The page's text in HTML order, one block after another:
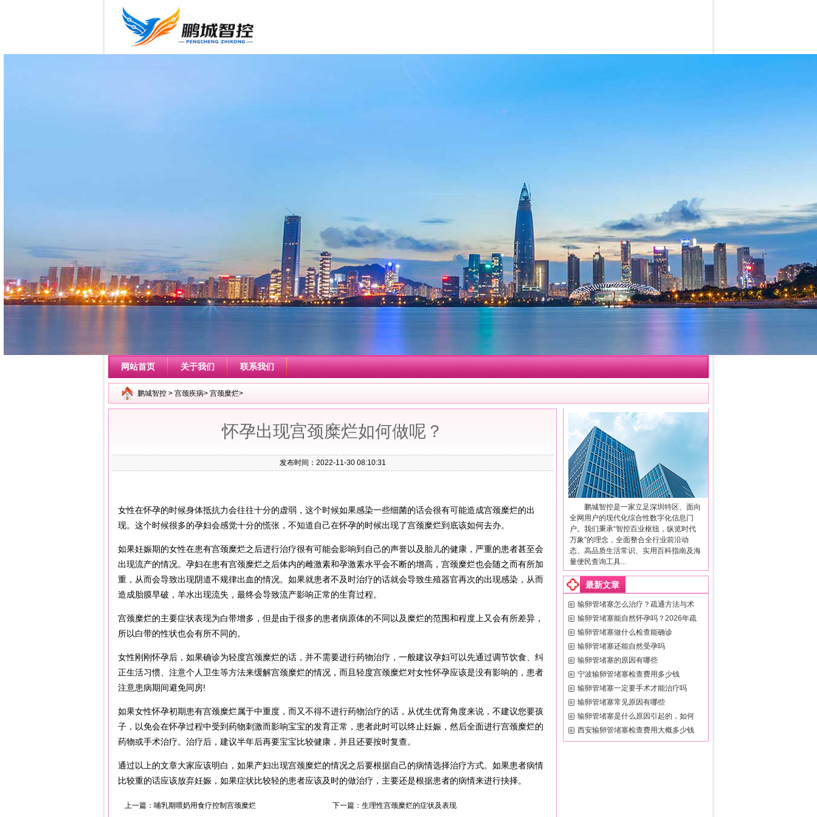
网站首页 关于我们 联系我们
鹏城智控 > 宫颈疾病> 宫颈糜烂>
怀孕出现宫颈糜烂如何做呢？
发布时间：2022-11-30 08:10:31
女性在怀孕的时候身体抵抗力会往往十分的虚弱，这个时候如果感染一些细菌的话会很有可能造成宫颈糜烂的出
现。这个时候很多的孕妇会感觉十分的慌张，不知道自己在怀孕的时候出现了宫颈糜烂到底该如何去办。
如果妊娠期的女性在患有宫颈糜烂之后进行治疗很有可能会影响到自己的声誉以及胎儿的健康，严重的患者甚至会
出现流产的情况。孕妇在患有宫颈糜烂之后体内的雌激素和孕激素水平会不断的增高，宫颈糜烂也会随之而有所加
重，从而会导致出现阴道不规律出血的情况。如果就患者不及时治疗的话就会导致生殖器官再次的出现感染，从而
造成胎膜早破，羊水出现流失，最终会导致流产影响正常的生育过程。
宫颈糜烂的主要症状表现为白带增多，但是由于很多的患者病原体的不同以及糜烂的范围和程度上又会有所差异，
所以白带的性状也会有所不同的。
女性刚刚怀孕后，如果确诊为轻度宫颈糜烂的话，并不需要进行药物治疗，一般建议孕妇可以先通过调节饮食、纠
正生活习惯、注意个人卫生等方法来缓解宫颈糜烂的情况，而且轻度宫颈糜烂对女性怀孕应该是没有影响的，患者
注意患病期间避免同房!
如果女性怀孕初期患有宫颈糜烂属于中重度，而又不得不进行药物治疗的话，从优生优育角度来说，不建议您要孩
子，以免会在怀孕过程中受到药物刺激而影响宝宝的发育正常，患者此时可以终止妊娠，然后全面进行宫颈糜烂的
药物或手术治疗。治疗后，建议半年后再要宝宝比较健康，并且还要按时复查。
通过以上的文章大家应该明白，如果产妇出现宫颈糜烂的情况之后要根据自己的病情选择治疗方式。如果患者病情
比较重的话应该放弃妊娠，如果症状比较轻的患者应该及时的做治疗，主要还是根据患者的病情来进行抉择。
上一篇： 哺乳期喂奶用食疗控制宫颈糜烂 下一篇： 生理性宫颈糜烂的症状及表现
鹏城智控是一家立足深圳特区、面向
全网用户的现代化综合性数字化信息门
户。我们秉承“智控百业枢纽，纵览时代
万象”的理念，全面整合全行业前沿动
态、高品质生活常识、实用百科指南及海
量便民查询工具...
最新文章
输卵管堵塞怎么治疗？疏通方法与术
输卵管堵塞能自然怀孕吗？2026年疏
输卵管堵塞做什么检查能确诊
输卵管堵塞还能自然受孕吗
输卵管堵塞的原因有哪些
宁波输卵管堵塞检查费用多少钱
输卵管堵塞一定要手术才能治疗吗
输卵管堵塞常见原因有哪些
输卵管堵塞是什么原因引起的，如何
西安输卵管堵塞检查费用大概多少钱